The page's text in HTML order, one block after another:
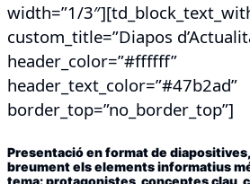
width=”1/
custom_title=”Diapos
header_color=”#ffffff”
header_text_color=”#47b2ad”
border_top=”no_border_top”]
Presentació en format de
breument els elements informatius
tema: protagonistes, conceptes clau,